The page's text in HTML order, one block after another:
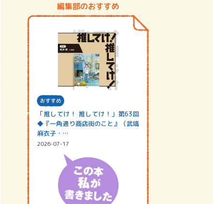
編集部のおすすめ
おすすめ
「推してけ！ 推してけ！」第63回
◆『一角通り商店街のこと』（武塙
麻衣子・…
2026-07-17